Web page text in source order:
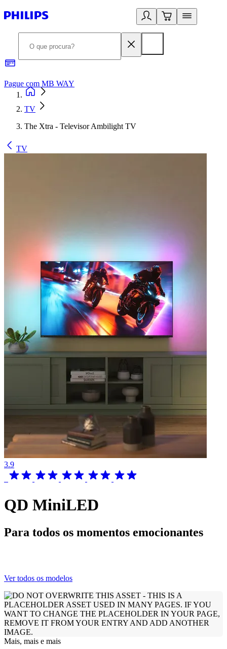
Pague com MB WAY
TV
The Xtra - Televisor Ambilight TV
TV
3.9
QD MiniLED
Para todos os momentos emocionantes
Ver todos os modelos
Mais, mais e mais